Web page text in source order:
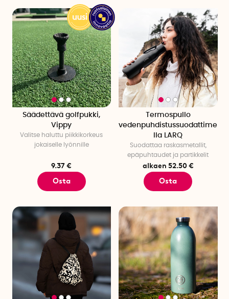
Säädettävä golfpukki,
Vippy
Valitse haluttu piikkikorkeus
jokaiselle lyönnille
9.37 €
Osta
Termospullo
vedenpuhdistussuodattime
lla LARQ
Suodattaa raskasmetallit,
epäpuhtaudet ja partikkelit
alkaen 52.50 €
Osta